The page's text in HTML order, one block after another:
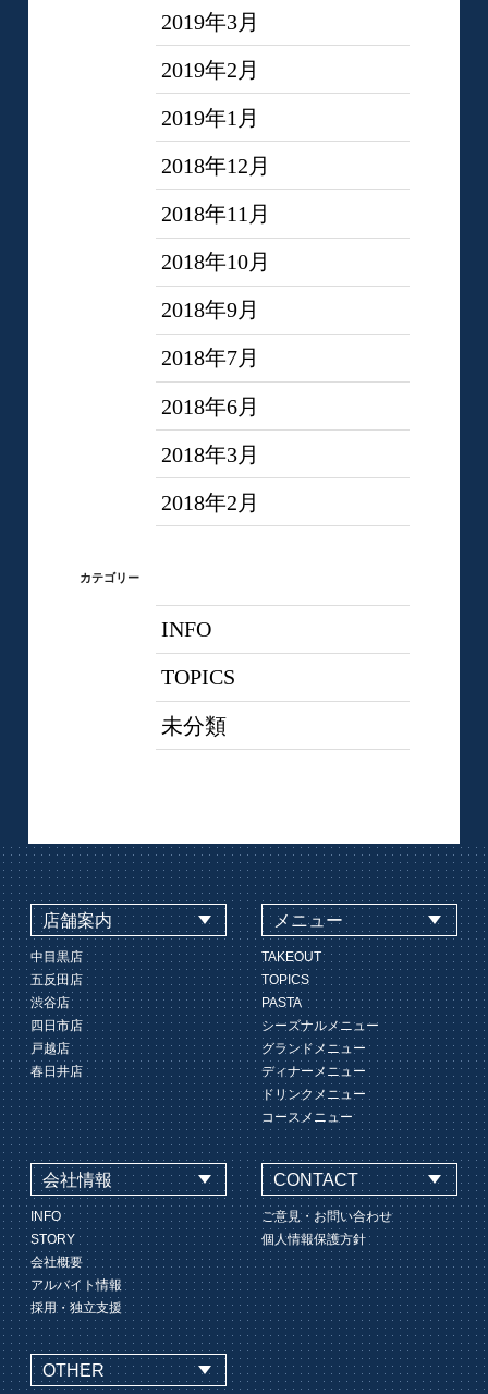
2019年3月
2019年2月
2019年1月
2018年12月
2018年11月
2018年10月
2018年9月
2018年7月
2018年6月
2018年3月
2018年2月
カテゴリー
INFO
TOPICS
未分類
店舗案内
中目黒店
五反田店
渋谷店
四日市店
戸越店
春日井店
メニュー
TAKEOUT
TOPICS
PASTA
シーズナルメニュー
グランドメニュー
ディナーメニュー
ドリンクメニュー
コースメニュー
会社情報
INFO
STORY
会社概要
アルバイト情報
採用・独立支援
CONTACT
ご意見・お問い合わせ
個人情報保護方針
OTHER